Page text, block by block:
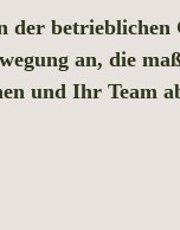
der betrieblichen
an, die
und Ihr Team